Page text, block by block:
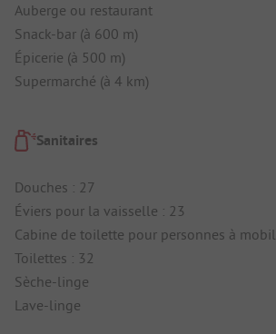
Auberge ou restaurant
Snack-bar (à 600 m)
Épicerie (à 500 m)
Supermarché (à 4 km)
Sanitaires
Douches : 27
Éviers pour la vaisselle : 23
Cabine de toilette pour personnes à
Toilettes : 32
Sèche-linge
Lave-linge